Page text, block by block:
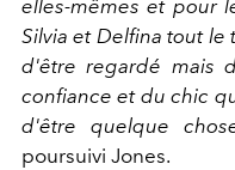
elles-mêmes et pour
Silvia et Delfina tout le
d'être regardé mais
confiance et du chic
d'être quelque
poursuivi Jones.